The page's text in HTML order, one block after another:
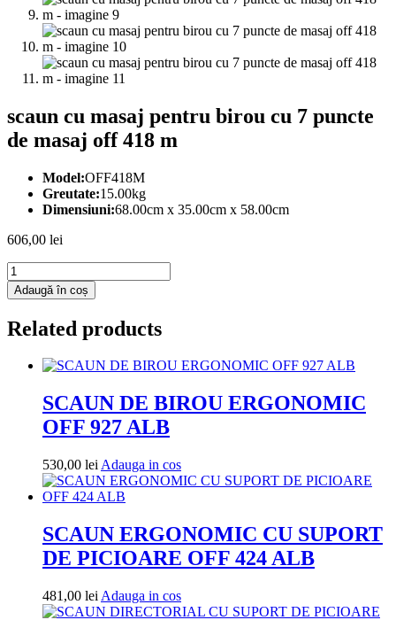
scaun cu masaj pentru birou cu 7 puncte
de masaj off 418 m
Model:OFF418M
Greutate:15.00kg
Dimensiuni:68.00cm x 35.00cm x 58.00cm
606,00 lei
Cantitate
scaun
cu
pentru
Adaugă în coș
Related products
SCAUN DE BIROU ERGONOMIC
OFF 927 ALB
530,00 lei Adauga in cosAdauga
in
SCAUN ERGONOMIC CU SUPORT
DE PICIOARE OFF 424 ALB
481,00 lei Adauga in cosAdauga
in